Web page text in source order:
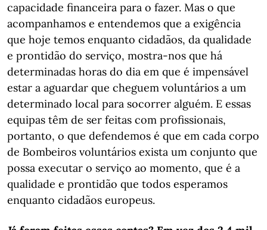
capacidade financeira para o fazer. Mas o que
acompanhamos e entendemos que a exigência
que hoje temos enquanto cidadãos, da qualidade
e prontidão do serviço, mostra-nos que há
determinadas horas do dia em que é impensável
estar a aguardar que cheguem voluntários a um
determinado local para socorrer alguém. E essas
equipas têm de ser feitas com profissionais,
portanto, o que defendemos é que em cada corpo
de Bombeiros voluntários exista um conjunto que
possa executar o serviço ao momento, que é a
qualidade e prontidão que todos esperamos
enquanto cidadãos europeus.